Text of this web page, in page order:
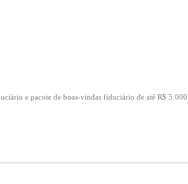
e pacote de boas-vindas fiduciário de até R$ 5.000.